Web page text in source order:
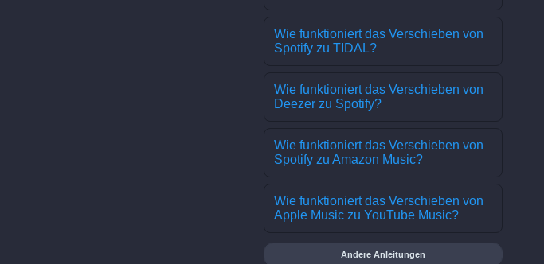
Wie funktioniert das Verschieben von
Spotify zu TIDAL?
Wie funktioniert das Verschieben von
Deezer zu Spotify?
Wie funktioniert das Verschieben von
Spotify zu Amazon Music?
Wie funktioniert das Verschieben von
Apple Music zu YouTube Music?
Andere Anleitungen